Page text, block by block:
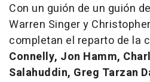
Con un guión de un guión
Warren Singer y
completan el reparto de la
Connelly, Jon Hamm,
Salahuddin, Greg Tarzan